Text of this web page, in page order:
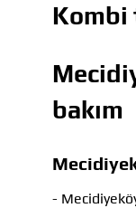
Kombi
bakım
-